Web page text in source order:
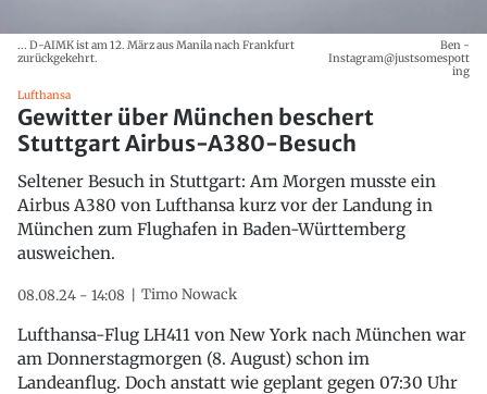
... D-AIMK ist am 12. März aus Manila nach Frankfurt
zurückgekehrt.
Ben -
Instagram@justsomespott
ing
Lufthansa
Gewitter über München beschert
Stuttgart Airbus-A380-Besuch
Seltener Besuch in Stuttgart: Am Morgen musste ein
Airbus A380 von Lufthansa kurz vor der Landung in
München zum Flughafen in Baden-Württemberg
ausweichen.
08.08.24 - 14:08 Timo Nowack
Lufthansa-Flug LH411 von New York nach München war
am Donnerstagmorgen (8. August) schon im
Landeanflug. Doch anstatt wie geplant gegen 07:30 Uhr